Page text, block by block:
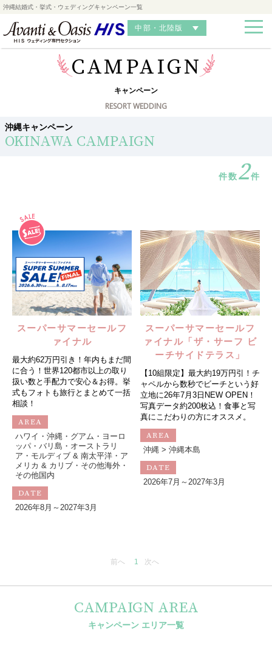
沖縄結婚式・挙式・ウェディングキャンペーン一覧
中部・北陸版
CAMPAIGN
キャンペーン
RESORT WEDDING
沖縄キャンペーン
OKINAWA CAMPAIGN
件数2件
スーパーサマーセールフ
ァイナル
最大約62万円引き！年内もまだ間
に合う！世界120都市以上の取り
扱い数と手配力で安心＆お得。挙
式もフォトも旅行とまとめて一括
相談！
AREA
ハワイ・沖縄・グアム・ヨーロ
ッパ・バリ島・オーストラリ
ア・モルディブ & 南太平洋・ア
メリカ & カリブ・その他海外・
その他国内
DATE
2026年8月～2027年3月
スーパーサマーセールフ
ァイナル「ザ・サーフ ビ
ーチサイドテラス」
【10組限定】最大約19万円引！チ
ャペルから数秒でビーチという好
立地に26年7月3日NEW OPEN！
写真データ約200枚込！食事と写
真にこだわりの方にオススメ。
AREA
沖縄 > 沖縄本島
DATE
2026年7月～2027年3月
前へ 1 次へ
CAMPAIGN AREA
キャンペーン エリア一覧